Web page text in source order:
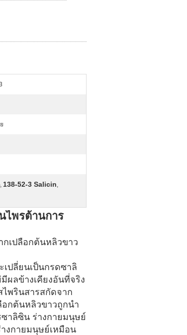
, 138-52-3 Salicin,
ไพรต้านการ
กเปลือกต้นหลิวขาว
ปลี่ยนเป็นกรดซาลิ
ผลข้างเคียงอันที่จริง
ไพรินสารสกัดจาก
อกต้นหลิวขาวถูกนำ
าลิซิน ร่างกายมนุษย์
งกายมนุษย์เหมือน